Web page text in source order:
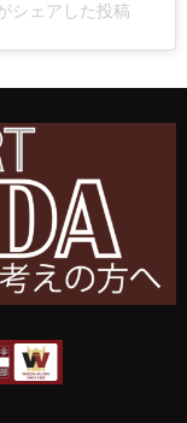
シェアした投稿